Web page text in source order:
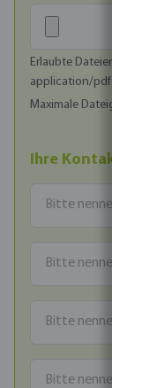
Erlaubte Dateien:
application/pdf
Maximale Dateigröße
Ihre